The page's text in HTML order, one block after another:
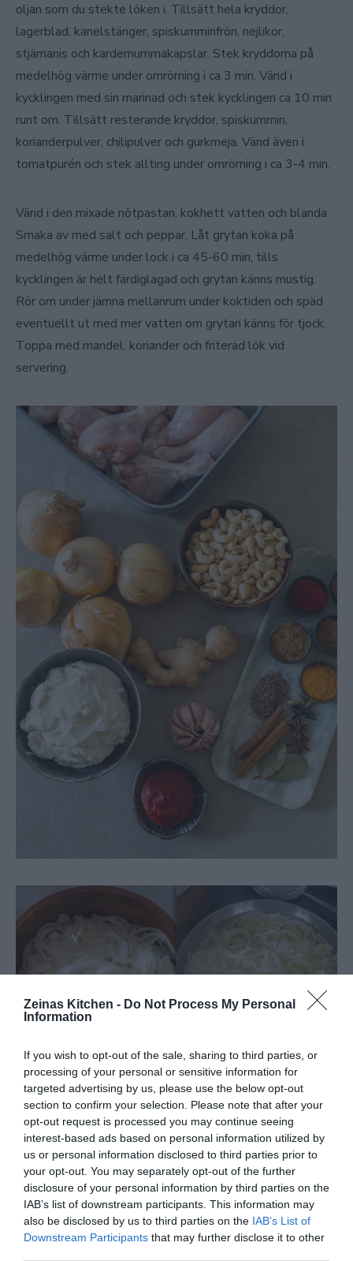
Zeinas Kitchen - Do Not Process My Personal
Information
If you wish to opt-out of the sale, sharing to third parties, or
processing of your personal or sensitive information for
targeted advertising by us, please use the below opt-out
section to confirm your selection. Please note that after your
opt-out request is processed you may continue seeing
interest-based ads based on personal information utilized by
us or personal information disclosed to third parties prior to
your opt-out. You may separately opt-out of the further
disclosure of your personal information by third parties on the
IAB’s list of downstream participants. This information may
also be disclosed by us to third parties on the IAB’s List of
Downstream Participants that may further disclose it to other
oljan som du stekte löken i. Tillsätt hela kryddor,
lagerblad, kanelstänger, spiskumminfrön, nejlikor,
stjärnanis och kardemummakapslar. Stek kryddorna på
medelhög värme under omrörning i ca 3 min. Vänd i
kycklingen med sin marinad och stek kycklingen ca 10 min
runt om. Tillsätt resterande kryddor, spiskummin,
korianderpulver, chilipulver och gurkmeja. Vänd även i
tomatpurén och stek allting under omrörning i ca 3-4 min.
Vänd i den mixade nötpastan, kokhett vatten och blanda.
Smaka av med salt och peppar. Låt grytan koka på
medelhög värme under lock i ca 45-60 min, tills
kycklingen är helt färdiglagad och grytan känns mustig.
Rör om under jämna mellanrum under koktiden och späd
eventuellt ut med mer vatten om grytan känns för tjock.
Toppa med mandel, koriander och friterad lök vid
servering.